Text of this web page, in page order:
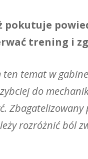
pokutuje
trening i
temat w
do
rozróżnić ból